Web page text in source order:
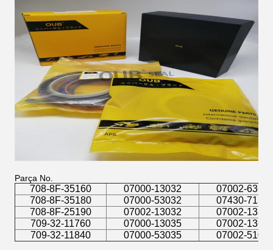
Parça No.
708-8F-35160 07000-13032
07002-
708-8F-35180
07000-53032
07430-
708-8F-25190
07002-13032
07002-
709-32-11760
07000-13035
07002-
709-32-11840
07000-53035 07002-